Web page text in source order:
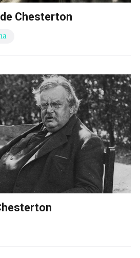
Chesterton